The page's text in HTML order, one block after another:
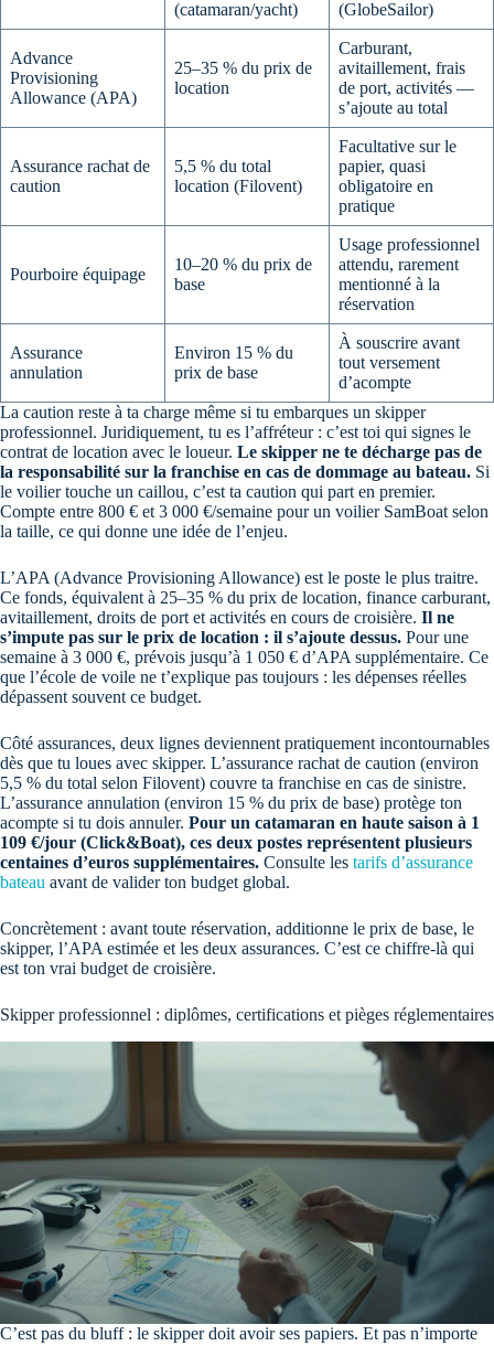
(catamaran/yacht)
(GlobeSailor)
Advance
Provisioning
Allowance (APA)
25–35 % du prix de
location
Carburant,
avitaillement, frais
de port, activités —
s’ajoute au total
Assurance rachat de
caution
5,5 % du total
location (Filovent)
Facultative sur le
papier, quasi
obligatoire en
pratique
Pourboire équipage
10–20 % du prix de
base
Usage professionnel
attendu, rarement
mentionné à la
réservation
Assurance
annulation
Environ 15 % du
prix de base
À souscrire avant
tout versement
d’acompte
La caution reste à ta charge même si tu embarques un skipper
professionnel. Juridiquement, tu es l’affréteur : c’est toi qui signes le
contrat de location avec le loueur. Le skipper ne te décharge pas de
la responsabilité sur la franchise en cas de dommage au bateau. Si
le voilier touche un caillou, c’est ta caution qui part en premier.
Compte entre 800 € et 3 000 €/semaine pour un voilier SamBoat selon
la taille, ce qui donne une idée de l’enjeu.
L’APA (Advance Provisioning Allowance) est le poste le plus traitre.
Ce fonds, équivalent à 25–35 % du prix de location, finance carburant,
avitaillement, droits de port et activités en cours de croisière. Il ne
s’impute pas sur le prix de location : il s’ajoute dessus. Pour une
semaine à 3 000 €, prévois jusqu’à 1 050 € d’APA supplémentaire. Ce
que l’école de voile ne t’explique pas toujours : les dépenses réelles
dépassent souvent ce budget.
Côté assurances, deux lignes deviennent pratiquement incontournables
dès que tu loues avec skipper. L’assurance rachat de caution (environ
5,5 % du total selon Filovent) couvre ta franchise en cas de sinistre.
L’assurance annulation (environ 15 % du prix de base) protège ton
acompte si tu dois annuler. Pour un catamaran en haute saison à 1
109 €/jour (Click&Boat), ces deux postes représentent plusieurs
centaines d’euros supplémentaires. Consulte les tarifs d’assurance
bateau avant de valider ton budget global.
Concrètement : avant toute réservation, additionne le prix de base, le
skipper, l’APA estimée et les deux assurances. C’est ce chiffre-là qui
est ton vrai budget de croisière.
Skipper professionnel : diplômes, certifications et pièges réglementaires
C’est pas du bluff : le skipper doit avoir ses papiers. Et pas n’importe